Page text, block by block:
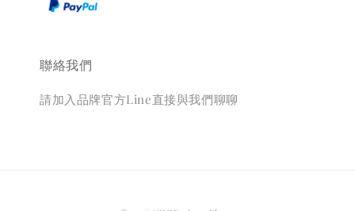
聯絡我們
請加入品牌官方Line直接與我們聊聊